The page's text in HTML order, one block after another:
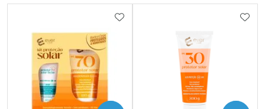
ADICIONAR AOS FAVORITOS